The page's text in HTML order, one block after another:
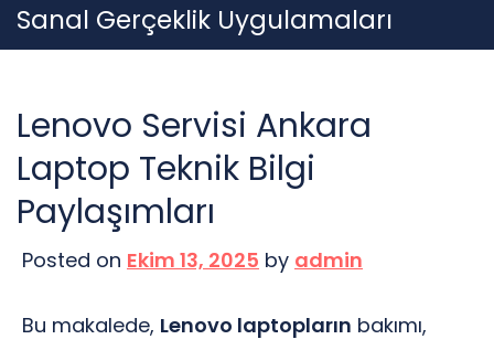
Skip
to
Sanal Gerçeklik Uygulamaları
Lenovo Servisi Ankara
Laptop Teknik Bilgi
Paylaşımları
Posted on Ekim 13, 2025 by admin
Bu makalede, Lenovo laptopların bakımı,